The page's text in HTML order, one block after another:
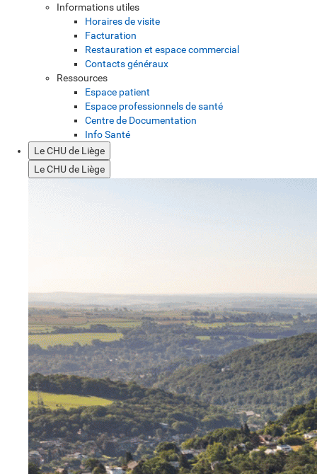
Informations utiles
Horaires de visite
Facturation
Restauration et espace commercial
Contacts généraux
Ressources
Espace patient
Espace professionnels de santé
Centre de Documentation
Info Santé
Le CHU de Liège
Le CHU de Liège